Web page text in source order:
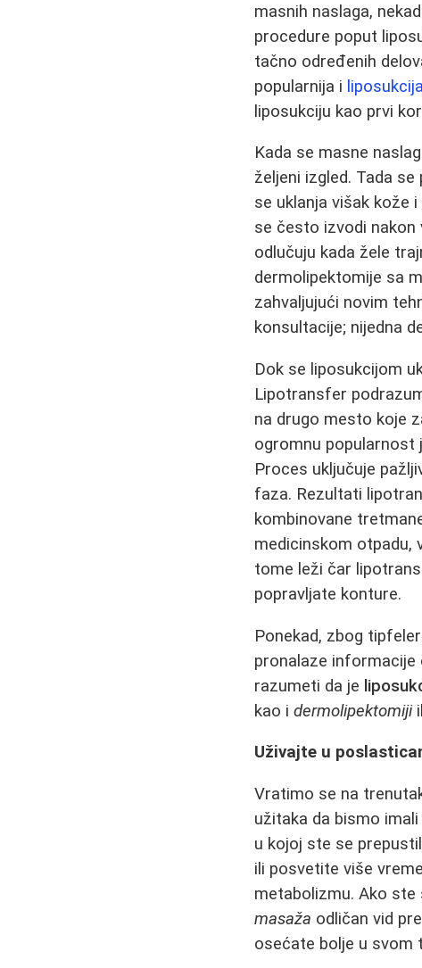
masnih naslaga,
procedure poput
tačno određenih
popularnija i liposukcija
liposukciju kao prvi
Kada se masne
željeni izgled. Tada
se uklanja višak kože
se često izvodi nakon
odlučuju kada žele
dermolipektomije sa
zahvaljujući novim
konsultacije; nijedna
Dok se liposukcijom
Lipotransfer
na drugo mesto koje
ogromnu popularnost
Proces uključuje
faza. Rezultati
kombinovane
medicinskom otpadu,
tome leži čar
popravljate konture.
Ponekad, zbog
pronalaze informacije
razumeti da je
kao idermolipektomiji
Uživajte u
Vratimo se na
užitaka da bismo
u kojoj ste se
ili posvetite više
metabolizmu. Ako ste
masaža odličan vid
osećate bolje u svom